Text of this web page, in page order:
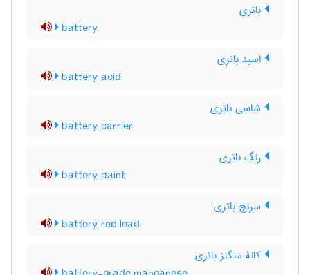
باتری
battery
اسید باتری
battery acid
شاسی باتری
battery carrier
رنگ باتری
battery paint
سرنج باتری
battery red lead
کانۀ منگنز باتری